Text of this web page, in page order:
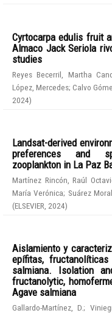
Cyrtocarpa edulis fruit
Almaco Jack Seriola
studies
Reyes Becerril, Martha
López, Mercedes;Calvo
2024)
Landsat-derived
preferences and
zooplankton in La Paz
Martínez Rincón, Raúl
María Verónica; Suárez
(ELSEVIER 2024)
Aislamiento y
epífitas,
salmiana. Isolation
fructanolytic,
Agave salmiana
Gallardo-Martínez, D.;